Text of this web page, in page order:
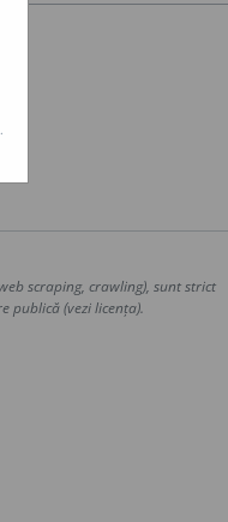
scraping, crawling), sunt strict
publică (vezi licența).